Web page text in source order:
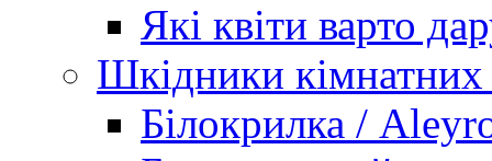
Які квіти варто
Шкідники
Білокрилка /